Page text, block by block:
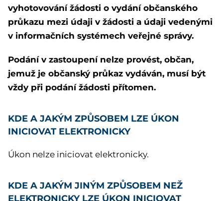
vyhotovování žádosti o vydání občanského
průkazu mezi údaji v žádosti a údaji vedenými
v informačních systémech veřejné správy.
Podání v zastoupení nelze provést, občan,
jemuž je občanský průkaz vydáván, musí být
vždy při podání žádosti přítomen.
KDE A JAKÝM ZPŮSOBEM LZE ÚKON
INICIOVAT ELEKTRONICKY
Úkon nelze iniciovat elektronicky.
KDE A JAKÝM JINÝM ZPŮSOBEM NEŽ
ELEKTRONICKY LZE ÚKON INICIOVAT